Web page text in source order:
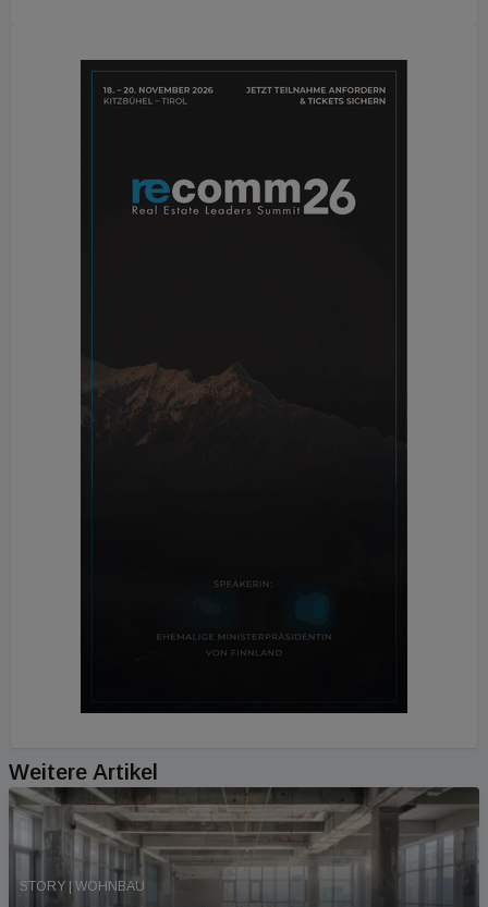
Weitere Artikel
STORY | WOHNBAU